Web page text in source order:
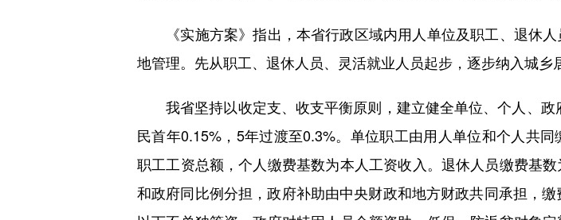
《实施方案》指出，本省行政区域内用人单位及职工、退休人
地管理。先从职工、退休人员、灵活就业人员起步，逐步纳入城乡
我省坚持以收定支、收支平衡原则，建立健全单位、个人、政
民首年0.15%，5年过渡至0.3%。单位职工由用人单位和个人共
职工工资总额，个人缴费基数为本人工资收入。退休人员缴费基
和政府同比例分担，政府补助由中央财政和地方财政共同承担，